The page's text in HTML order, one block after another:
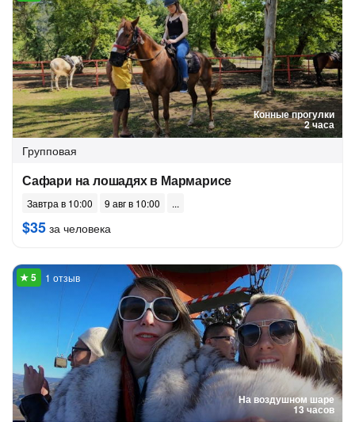
Конные прогулки
2 часа
Групповая
Сафари на лошадях в Мармарисе
Завтра в 10:00 9 авг в 10:00
$35 за человека
На воздушном шаре
13 часов
1 отзыв